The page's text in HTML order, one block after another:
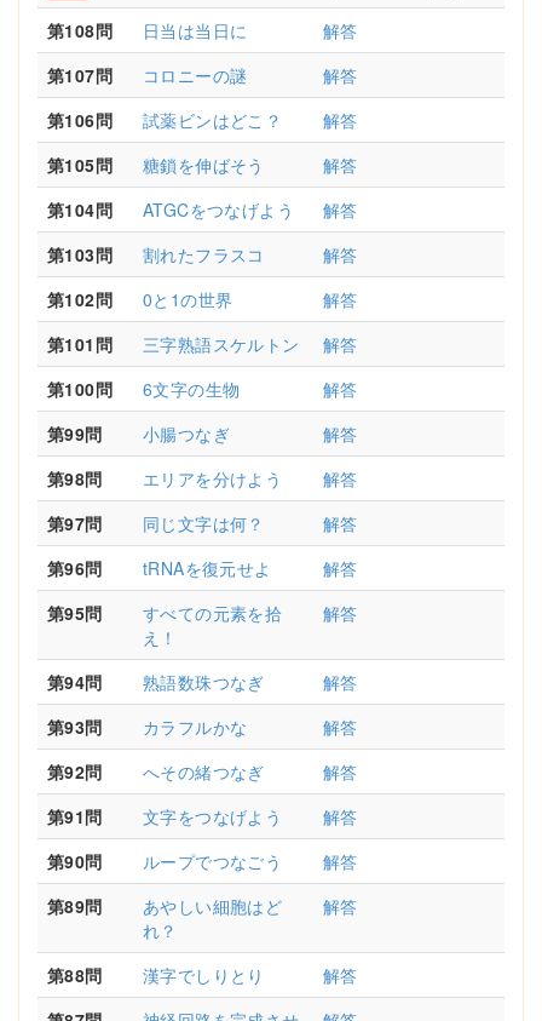
第108問
日当は当日に
解答
第107問
コロニーの謎
解答
第106問
試薬ビンはどこ？
解答
第105問
糖鎖を伸ばそう
解答
第104問
ATGCをつなげよう
解答
第103問
割れたフラスコ
解答
第102問
0と1の世界
解答
第101問
三字熟語スケルトン
解答
第100問
6文字の生物
解答
第99問
小腸つなぎ
解答
第98問
エリアを分けよう
解答
第97問
同じ文字は何？
解答
第96問
tRNAを復元せよ
解答
第95問
すべての元素を拾
え！
解答
第94問 熟語数珠つなぎ
解答
第93問
カラフルかな
解答
第92問
へその緒つなぎ
解答
第91問
文字をつなげよう
解答
第90問
ループでつなごう
解答
第89問
あやしい細胞はど
れ？
解答
第88問 漢字でしりとり
解答